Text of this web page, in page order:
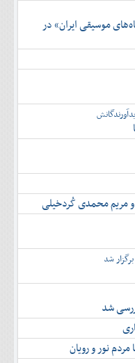
موسیقی ایران» در
و مریم محمدی کُردخیلی
شد
شد
نور و رویان